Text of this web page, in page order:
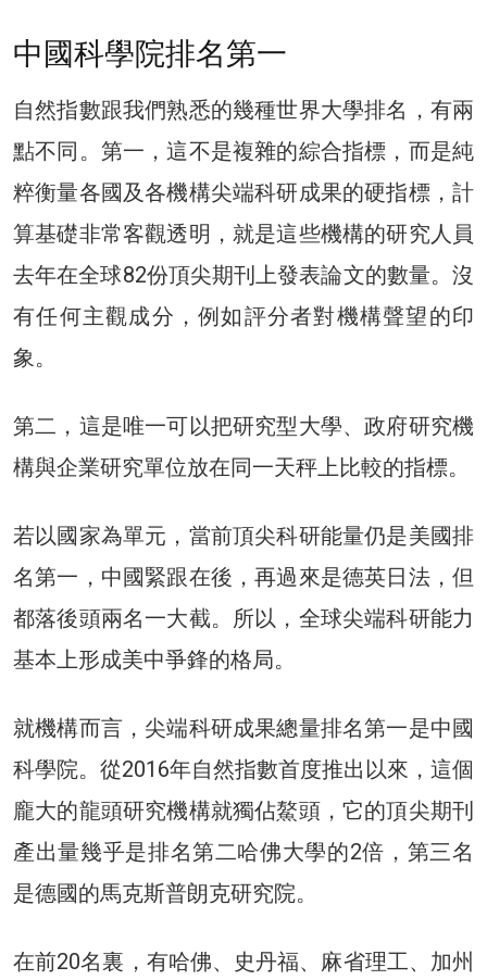
中國科學院排名第一
自然指數跟我們熟悉的幾種世界大學排名，有兩
點不同。第一，這不是複雜的綜合指標，而是純
粹衡量各國及各機構尖端科研成果的硬指標，計
算基礎非常客觀透明，就是這些機構的研究人員
去年在全球82份頂尖期刊上發表論文的數量。沒
有任何主觀成分，例如評分者對機構聲望的印
象。
第二，這是唯一可以把研究型大學、政府研究機
構與企業研究單位放在同一天秤上比較的指標。
若以國家為單元，當前頂尖科研能量仍是美國排
名第一，中國緊跟在後，再過來是德英日法，但
都落後頭兩名一大截。所以，全球尖端科研能力
基本上形成美中爭鋒的格局。
就機構而言，尖端科研成果總量排名第一是中國
科學院。從2016年自然指數首度推出以來，這個
龐大的龍頭研究機構就獨佔鰲頭，它的頂尖期刊
產出量幾乎是排名第二哈佛大學的2倍，第三名
是德國的馬克斯普朗克研究院。
在前20名裏，有哈佛、史丹福、麻省理工、加州